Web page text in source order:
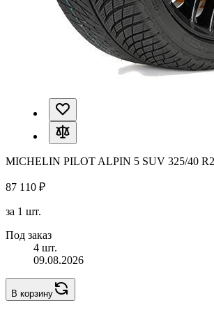
MICHELIN PILOT ALPIN 5 SUV 325/40
87 110 ₽
за 1 шт.
Под заказ
4 шт.
09.08.2026
В корзину